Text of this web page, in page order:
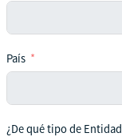
País
¿De qué tipo de